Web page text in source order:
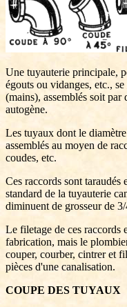
Une tuyauterie principale,
égouts ou vidanges, etc.,
(mains), assemblés soit par
autogène.
Les tuyaux dont le
assemblés au moyen de
coudes, etc.
Ces raccords sont taraudés
standard de la tuyauterie
diminuent de grosseur de
Le filetage de ces raccords
fabrication, mais le
couper, courber, cintrer et
pièces d'une canalisation.
COUPE DES TUYAUX